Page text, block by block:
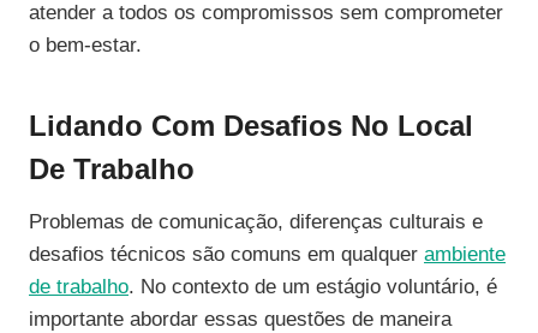
atender a todos os compromissos sem comprometer
o bem-estar.
Lidando Com Desafios No Local
De Trabalho
Problemas de comunicação, diferenças culturais e
desafios técnicos são comuns em qualquer ambiente
de trabalho. No contexto de um estágio voluntário, é
importante abordar essas questões de maneira